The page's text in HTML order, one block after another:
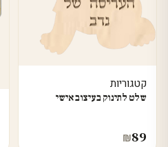
קטגוריות
שלט לתינוק בעיצוב אישי
₪89